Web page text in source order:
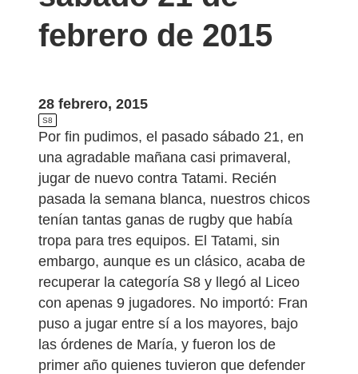
febrero de 2015
28 febrero, 2015
S8
Por fin pudimos, el pasado sábado 21, en
una agradable mañana casi primaveral,
jugar de nuevo contra Tatami. Recién
pasada la semana blanca, nuestros chicos
tenían tantas ganas de rugby que había
tropa para tres equipos. El Tatami, sin
embargo, aunque es un clásico, acaba de
recuperar la categoría S8 y llegó al Liceo
con apenas 9 jugadores. No importó: Fran
puso a jugar entre sí a los mayores, bajo
las órdenes de María, y fueron los de
primer año quienes tuvieron que defender